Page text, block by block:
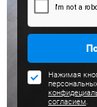
Нажимая
согласием.